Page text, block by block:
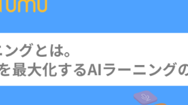
ーンの習得。マネー
から、営業担当者
Dojo
ミュレーションで
を特定。個別フィ
ルを定着
ラーニン
セキュリティ